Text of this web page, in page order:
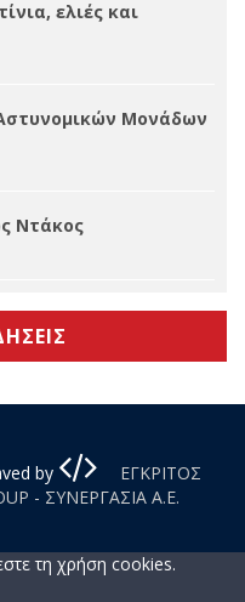
στην αγορά της
277,3 MW
ελιές και
Μονάδων
Ντάκος
by